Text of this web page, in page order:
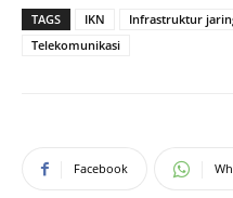
TAGS IKN Infrastruktur
Telekomunikasi
Facebook